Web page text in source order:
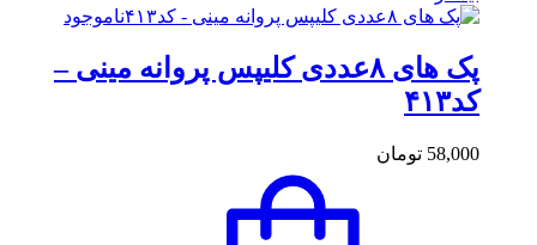
ناموجود
پک های ۸عددی کلیپس پروانه مینی –
کد۴۱۳
58,000 تومان